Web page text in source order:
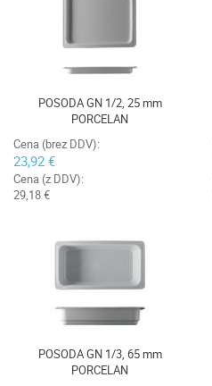
POSODA GN 1/2, 25 mm
PORCELAN
Cena (brez DDV):
23,92 €
Cena (z DDV):
29,18 €
POSODA GN 1/3, 65 mm
PORCELAN